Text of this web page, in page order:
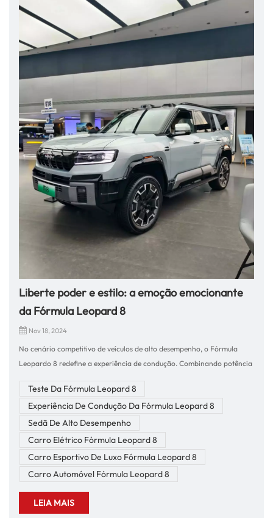
Liberte poder e estilo: a emoção emocionante
da Fórmula Leopard 8
Nov 18, 2024
No cenário competitivo de veículos de alto desempenho, o Fórmula
Leopardo 8 redefine a experiência de condução. Combinando potência
mais do que apenas transporte – é uma afirmação. Depois de
experimentar o Formula Leopard 8 em primeira mão, estou
entusiasmado em compartilhar por que ele deve ser sua próxima
escolha, tanto em termos de desempenho emocionante quanto de
potência sem sacrificar o controle. Equipado com um motor de alto
desempenho e uma transmissão avançada, proporciona uma
Teste Da Fórmula Leopard 8
Experiência De Condução Da Fórmula Leopard 8
Sedã De Alto Desempenho
Carro Elétrico Fórmula Leopard 8
Carro Esportivo De Luxo Fórmula Leopard 8
Carro Automóvel Fórmula Leopard 8
LEIA MAIS